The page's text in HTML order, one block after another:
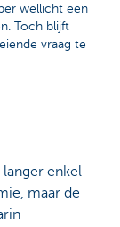
wellicht een
Toch blijft
vraag te
enkel
maar de